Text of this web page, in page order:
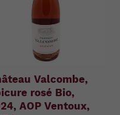
Valcombe,
rosé Bio,
AOP Ventoux,